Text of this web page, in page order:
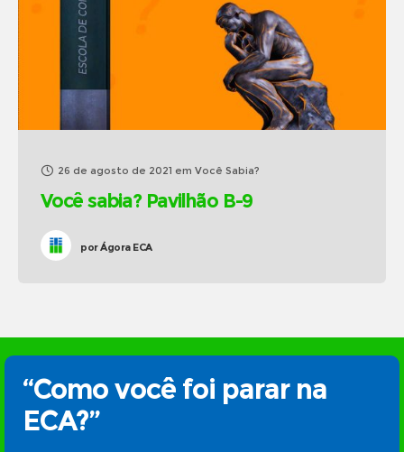
26 de agosto de 2021 em Você Sabia?
Você sabia? Pavilhão B-9
porÁgora ECA
“Como você foi parar na
ECA?”